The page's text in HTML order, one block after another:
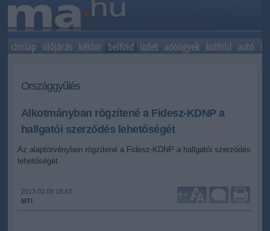
címlap időjárás kékhír belföld üzlet adóügyek külföld autó
Országgyűlés
Alkotmányban rögzítené a Fidesz-KDNP a
hallgatói szerződés lehetőségét
Az alaptörvényben rögzítené a Fidesz-KDNP a hallgatói szerződés
lehetőségét.
2013.02.08 18:43
MTI
+-